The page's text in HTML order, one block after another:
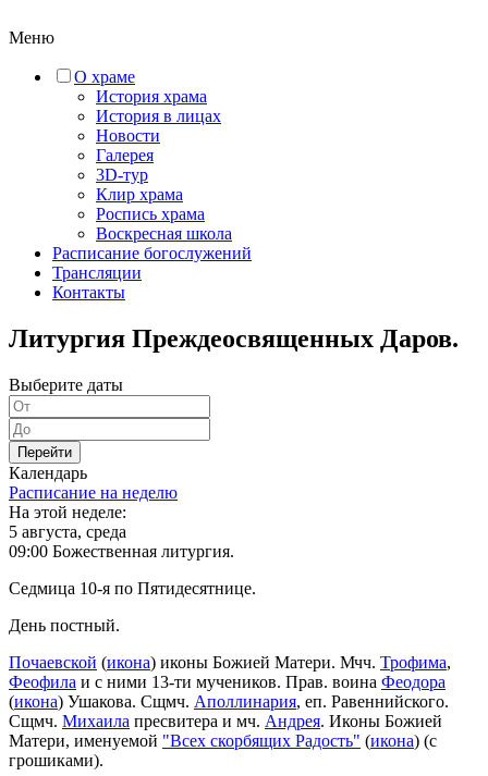
Меню
О храме
История храма
История в лицах
Новости
Галерея
3D-тур
Клир храма
Роспись храма
Воскресная школа
Расписание богослужений
Трансляции
Контакты
Литургия Преждеосвященных Даров.
Выберите даты
Перейти
Календарь
Расписание на неделю
На этой неделе:
5 августа, среда
09:00 Божественная литургия.
Седмица 10-я по Пятидесятнице.
День постный.
Почаевской (икона) иконы Божией Матери. Мчч. Трофима,
Феофила и с ними 13-ти мучеников. Прав. воина Феодора
(икона) Ушакова. Сщмч. Аполлинария, еп. Равеннийского.
Сщмч. Михаила пресвитера и мч. Андрея. Иконы Божией
Матери, именуемой "Всех скорбящих Радость" (икона) (с
грошиками).